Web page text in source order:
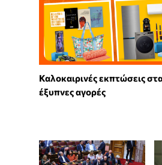
Καλοκαιρινές εκπτώσεις
έξυπνες αγορές